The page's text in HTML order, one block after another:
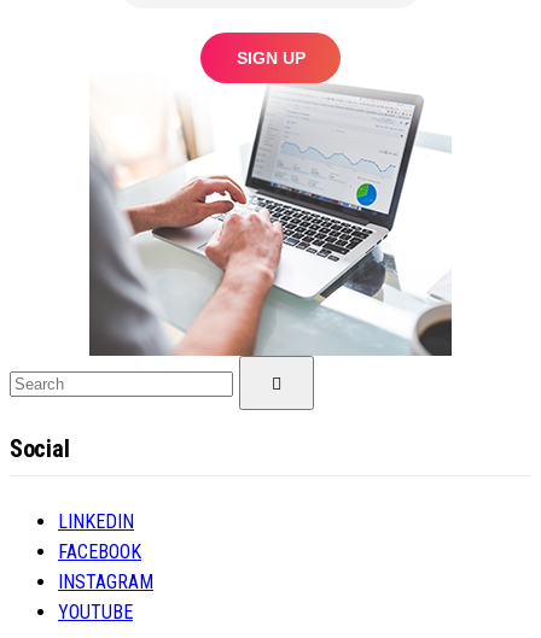
Search
for:
Social
LINKEDIN
FACEBOOK
INSTAGRAM
YOUTUBE